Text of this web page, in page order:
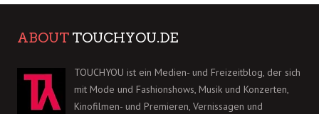
ABOUT TOUCHYOU.DE
TOUCHYOU ist ein Medien- und Freizeitblog, der sich
mit Mode und Fashionshows, Musik und Konzerten,
Kinofilmen- und Premieren, Vernissagen und